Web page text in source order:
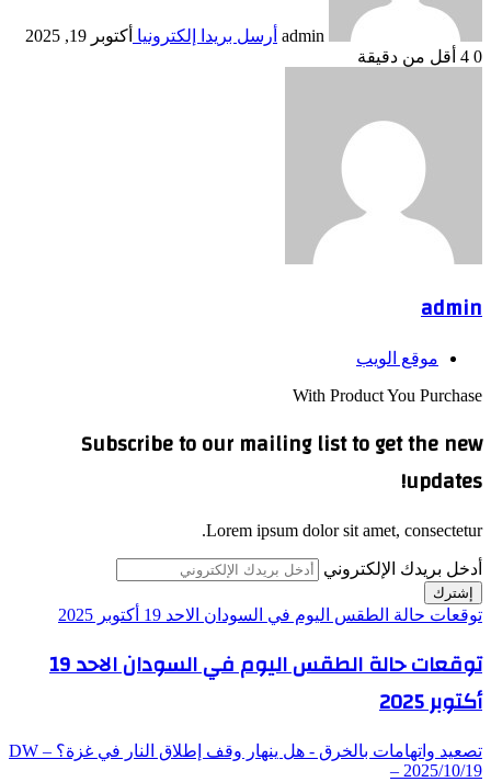
admin أرسل بريدا إلكترونيا أكتوبر 19, 2025
0
أقل من دقيقة
admin
موقع الويب
With Product You Purchase
Subscribe to our mailing list to get the new
updates!
Lorem ipsum dolor sit amet, consectetur.
أدخل بريدك الإلكتروني
توقعات حالة الطقس اليوم في السودان الاحد 19 أكتوبر 2025
توقعات حالة الطقس اليوم في السودان الاحد 19
أكتوبر 2025
تصعيد واتهامات بالخرق - هل ينهار وقف إطلاق النار في غزة؟ – DW
– 2025/10/19